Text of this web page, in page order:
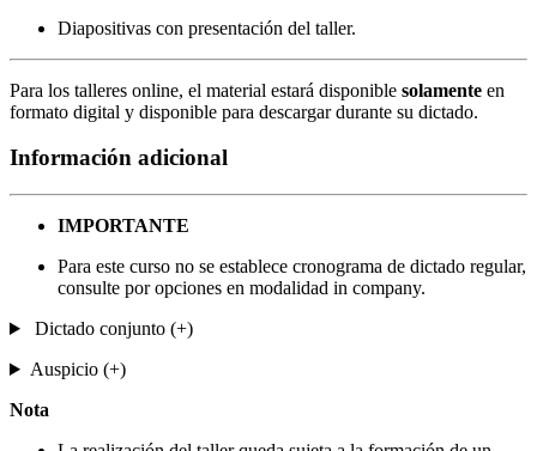
Diapositivas con presentación del taller.
Para los talleres online, el material estará disponible solamente en
formato digital y disponible para descargar durante su dictado.
Información adicional
IMPORTANTE
Para este curso no se establece cronograma de dictado regular,
consulte por opciones en modalidad in company.
Dictado conjunto (+)
Auspicio (+)
Nota